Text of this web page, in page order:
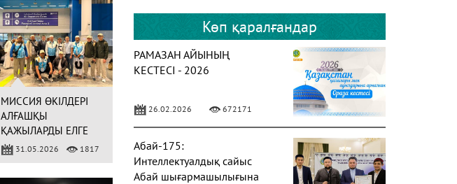
МИССИЯ ӨКІЛДЕРІ
АЛҒАШҚЫ
ҚАЖЫЛАРДЫ ЕЛГЕ
ШЫҒАРЫП САЛДЫ
31.05.2026 1817
Көп қаралғандар
РАМАЗАН АЙЫНЫҢ
КЕСТЕСІ - 2026
26.02.2026 672171
Абай-175:
Интеллектуалдық сайыс
Абай шығармашылығына